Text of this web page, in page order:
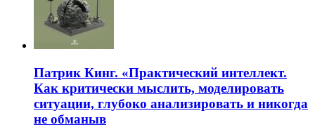
Патрик Кинг. «Практический интеллект.
Как критически мыслить, моделировать
ситуации, глубоко анализировать и никогда
не обманыв